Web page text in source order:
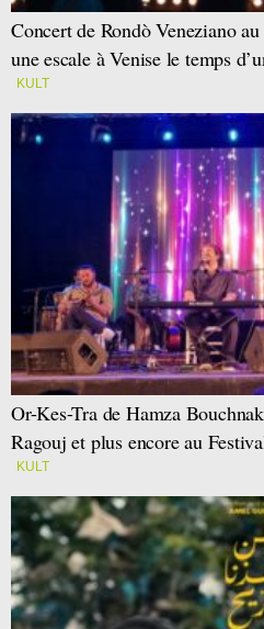
Concert de Rondò Veneziano
une escale à Venise le temps
KULT
Or-Kes-Tra de Hamza
Ragouj et plus encore au
KULT